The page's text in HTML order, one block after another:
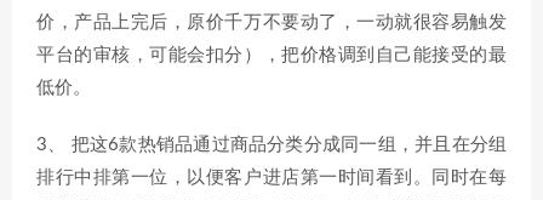
价，产品上完后，原价千万不要动了，一动就很容易触发
平台的审核，可能会扣分），把价格调到自己能接受的最
低价。
3、 把这6款热销品通过商品分类分成同一组，并且在分组
排行中排第一位，以便客户进店第一时间看到。同时在每